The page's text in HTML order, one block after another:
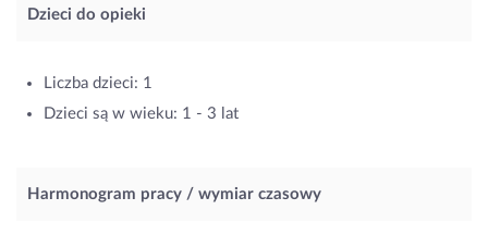
Dzieci do opieki
Liczba dzieci: 1
Dzieci są w wieku: 1 - 3 lat
Harmonogram pracy / wymiar czasowy